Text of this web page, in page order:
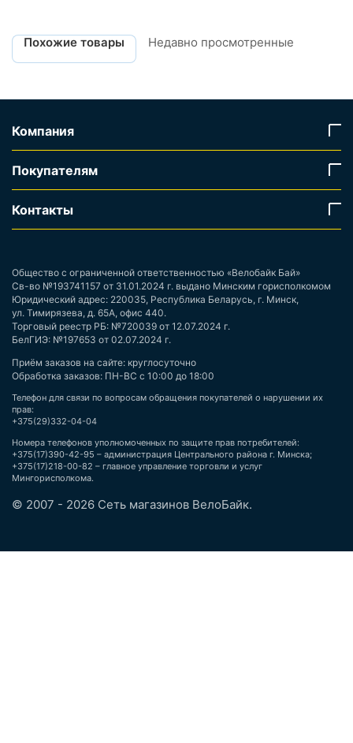
Похожие товары Недавно просмотренные
Компания
Покупателям
Контакты
Общество с ограниченной ответственностью «Велобайк Бай»
Св-во №193741157 от 31.01.2024 г. выдано Минским горисполкомом
Юридический адрес: 220035, Республика Беларусь, г. Минск,
ул. Тимирязева, д. 65А, офис 440.
Торговый реестр РБ: №720039 от 12.07.2024 г.
БелГИЭ: №197653 от 02.07.2024 г.
Приём заказов на сайте: круглосуточно
Обработка заказов: ПН-ВС с 10:00 до 18:00
Телефон для связи по вопросам обращения покупателей о нарушении их
прав:
+375(29)332-04-04
Номера телефонов уполномоченных по защите прав потребителей:
+375(17)390-42-95 – администрация Центрального района г. Минска;
+375(17)218-00-82 – главное управление торговли и услуг
Мингорисполкома.
© 2007 - 2026 Сеть магазинов ВелоБайк.